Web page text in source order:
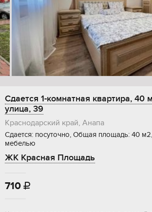
Сдается 1-комнатная квартира, 40
улица, 39
Краснодарский край, Анапа
Сдается: посуточно, Общая площадь: 40
мебелью
ЖК Красная Площадь
710 